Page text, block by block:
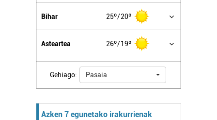
Bihar 25º 20º
Asteartea 26º 19º
Gehiago: Pasaia
Azken 7 egunetako irakurrienak